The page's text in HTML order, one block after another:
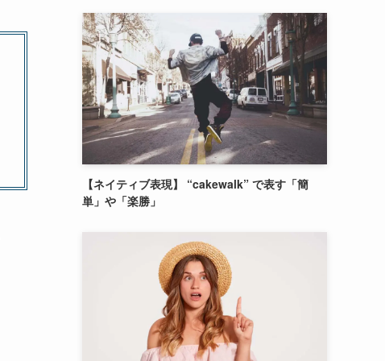
【ネイティブ表現】 “cakewalk” で表す「簡
単」や「楽勝」